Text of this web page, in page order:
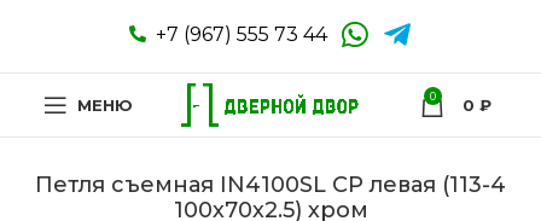
+7 (967) 555 73 44
МЕНЮ 0 0 ₽
Петля съемная IN4100SL CP левая (113-4
100х70х2.5) хром